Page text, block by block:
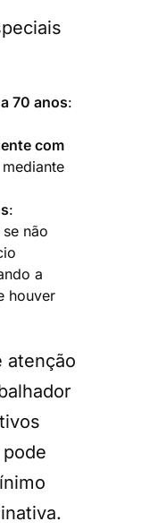
70 anos:
com
:
não
a
houver
atenção